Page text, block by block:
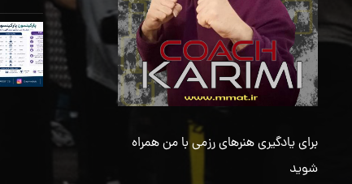
برای یادگیری هنرهای رزمی با من همراه
شوید